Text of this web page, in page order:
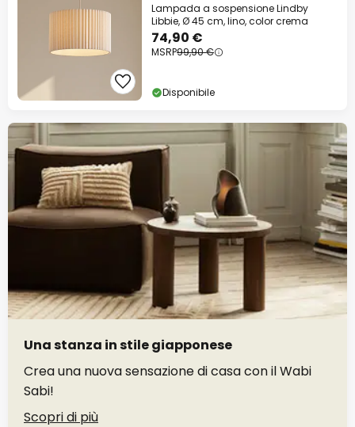
Lampada a sospensione Lindby
Libbie, Ø 45 cm, lino, color crema
74,90 €
MSRP99,90 €
Disponibile
Una stanza in stile giapponese
Crea una nuova sensazione di casa con il Wabi
Sabi!
Scopri di più